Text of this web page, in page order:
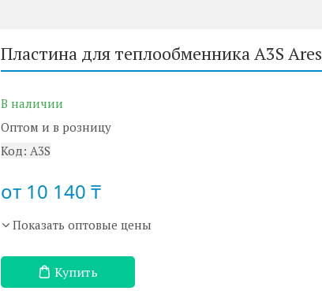
Пластина для теплообменника A3S Ares
В наличии
Оптом и в розницу
Код: A3S
от 10 140 ₸
Показать оптовые цены
Купить